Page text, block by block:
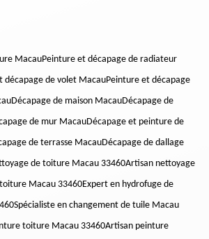
MacauPeinture et décapage de radiateur
décapage de volet MacauPeinture et décapage
Décapage de maison MacauDécapage de
de mur MacauDécapage et peinture de
de terrasse MacauDécapage de dallage
de toiture Macau 33460Artisan nettoyage
Macau 33460Expert en hydrofuge de
Spécialiste en changement de tuile Macau
toiture Macau 33460Artisan peinture